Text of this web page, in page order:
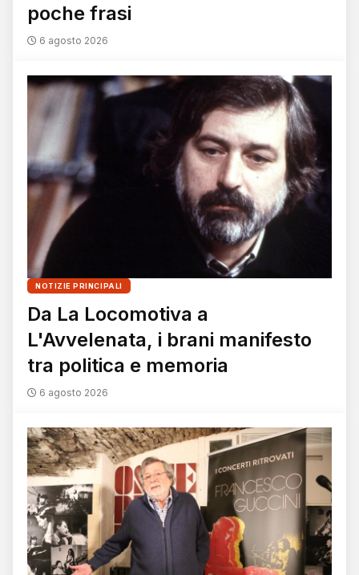
poche frasi
6 agosto 2026
NOTIZIE PRINCIPALI
Da La Locomotiva a
L'Avvelenata, i brani manifesto
tra politica e memoria
6 agosto 2026